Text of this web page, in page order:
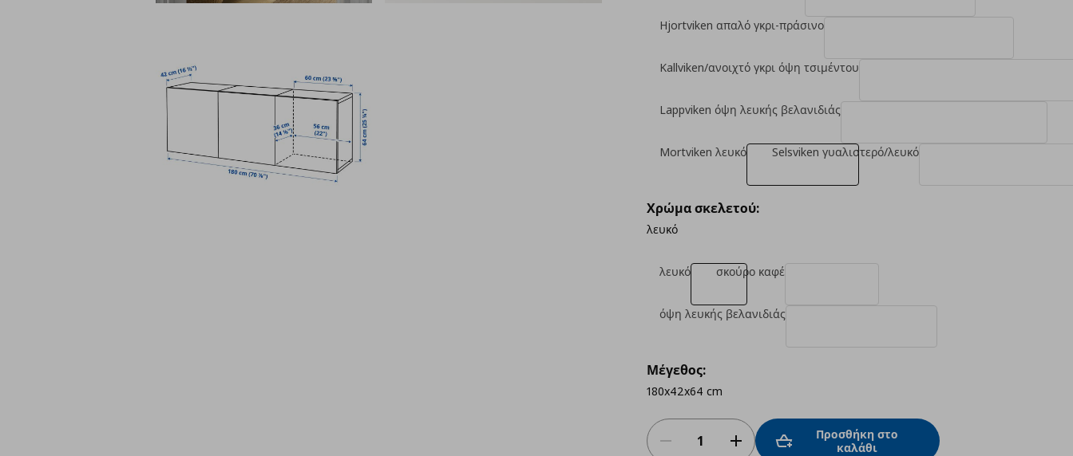
Hjortviken απαλό γκρι-πράσινο
Kallviken/ανοιχτό γκρι όψη τσιμέντου
Lappviken όψη λευκής βελανιδιάς
Mortviken λευκό Selsviken γυαλιστερό/λευκό
Χρώμα σκελετού:
λευκό
λευκό σκούρο καφέ
όψη λευκής βελανιδιάς
Μέγεθος:
180x42x64 cm
Προσθήκη στο
καλάθι